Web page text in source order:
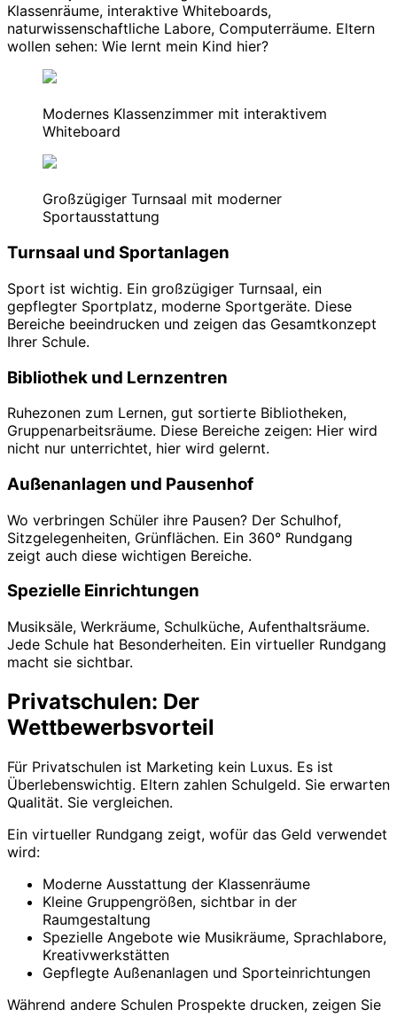
Klassenräume, interaktive Whiteboards,
naturwissenschaftliche Labore, Computerräume. Eltern
wollen sehen: Wie lernt mein Kind hier?
Modernes Klassenzimmer mit interaktivem
Whiteboard
Großzügiger Turnsaal mit moderner
Sportausstattung
Turnsaal und Sportanlagen
Sport ist wichtig. Ein großzügiger Turnsaal, ein
gepflegter Sportplatz, moderne Sportgeräte. Diese
Bereiche beeindrucken und zeigen das Gesamtkonzept
Ihrer Schule.
Bibliothek und Lernzentren
Ruhezonen zum Lernen, gut sortierte Bibliotheken,
Gruppenarbeitsräume. Diese Bereiche zeigen: Hier wird
nicht nur unterrichtet, hier wird gelernt.
Außenanlagen und Pausenhof
Wo verbringen Schüler ihre Pausen? Der Schulhof,
Sitzgelegenheiten, Grünflächen. Ein 360° Rundgang
zeigt auch diese wichtigen Bereiche.
Spezielle Einrichtungen
Musiksäle, Werkräume, Schulküche, Aufenthaltsräume.
Jede Schule hat Besonderheiten. Ein virtueller Rundgang
macht sie sichtbar.
Privatschulen: Der
Wettbewerbsvorteil
Für Privatschulen ist Marketing kein Luxus. Es ist
Überlebenswichtig. Eltern zahlen Schulgeld. Sie erwarten
Qualität. Sie vergleichen.
Ein virtueller Rundgang zeigt, wofür das Geld verwendet
wird:
Moderne Ausstattung der Klassenräume
Kleine Gruppengrößen, sichtbar in der
Raumgestaltung
Spezielle Angebote wie Musikräume, Sprachlabore,
Kreativwerkstätten
Gepflegte Außenanlagen und Sporteinrichtungen
Während andere Schulen Prospekte drucken, zeigen Sie